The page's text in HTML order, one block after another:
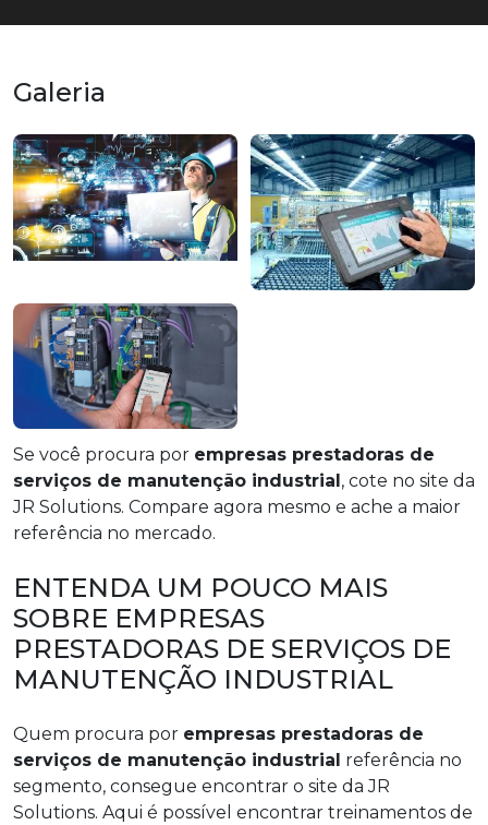
Galeria
Se você procura por empresas prestadoras de
serviços de manutenção industrial , cote no site da
JR Solutions. Compare agora mesmo e ache a maior
referência no mercado.
ENTENDA UM POUCO MAIS
SOBRE EMPRESAS
PRESTADORAS DE SERVIÇOS DE
MANUTENÇÃO INDUSTRIAL
Quem procura por empresas prestadoras de
serviços de manutenção industrial referência no
segmento, consegue encontrar o site da JR
Solutions. Aqui é possível encontrar treinamentos de